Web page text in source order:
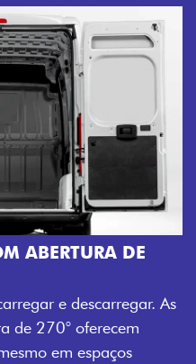
ABERTURA DA
da porta lateral do Novo
carga, otimizando tempo
eficiente, onde quer